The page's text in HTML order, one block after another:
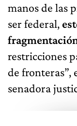
manos de las
ser federal,
restricciones
de fronteras”,
senadora